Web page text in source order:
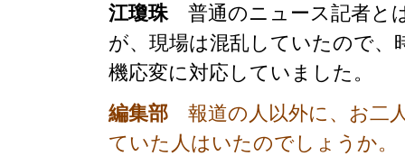
江瓊珠普通のニュース記者と
が、現場は混乱していたので
機応変に対応していました。
編集部 報道の人以外に、お二
ていた人はいたのでしょうか。